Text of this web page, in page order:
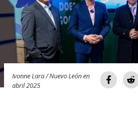
Ivonne Lara / Nuevo León en
abril 2025